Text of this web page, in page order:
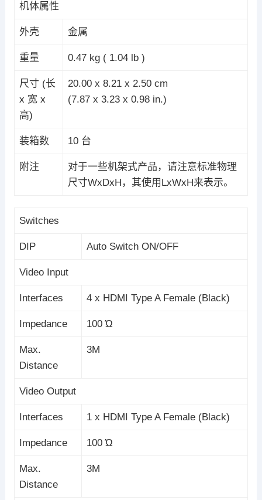
机体属性
外壳 金属
重量 0.47 kg ( 1.04 lb )
尺寸 (长
x 宽 x
高)
20.00 x 8.21 x 2.50 cm
(7.87 x 3.23 x 0.98 in.)
装箱数 10 台
附注
对于一些机架式产品，请注意标准物理
尺寸WxDxH，其使用LxWxH来表示。
Switches
DIP Auto Switch ON/OFF
Video Input
Interfaces 4 x HDMI Type A Female (Black)
Impedance 100 Ώ
Max.
Distance
3M
Video Output
Interfaces 1 x HDMI Type A Female (Black)
Impedance 100 Ώ
Max.
Distance
3M